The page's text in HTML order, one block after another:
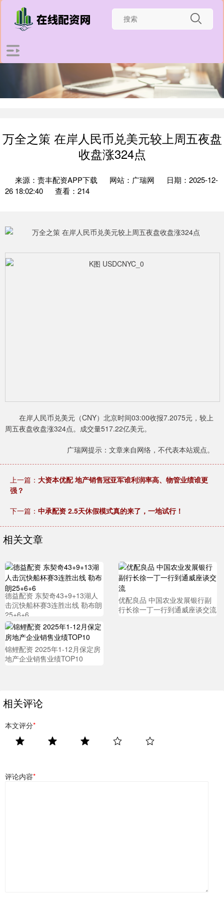
万全之策 在岸人民币兑美元较上周五夜盘
收盘涨324点
来源：责丰配资APP下载 网站：广瑞网
日期：2025-12-
26 18:02:40
查看：214
在岸人民币兑美元（CNY）北京时间03:00收报7.2075元，较上
周五夜盘收盘涨324点。成交量517.22亿美元。
广瑞网提示：文章来自网络，不代表本站观点。
上一篇： 大资本优配 地产销售冠亚军谁利润率高、物管业绩谁更
强？
下一篇： 中承配资 2.5天休假模式真的来了，一地试行！
相关文章
德益配资 东契奇43+9+13湖人
击沉快船杯赛3连胜出线 勒布朗
25+6+6
优配良品 中国农业发展银行副
行长徐一丁一行到通威座谈交流
锦鲤配资 2025年1-12月保定房
地产企业销售业绩TOP10
相关评论
本文评分*
评论内容*